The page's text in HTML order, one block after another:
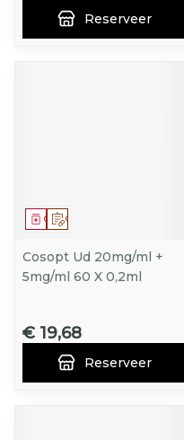
Reserveer
Op voorschrift
Geneesmiddel
Cosopt Ud 20mg/ml +
5mg/ml 60 X 0,2ml
€ 19,68
Reserveer